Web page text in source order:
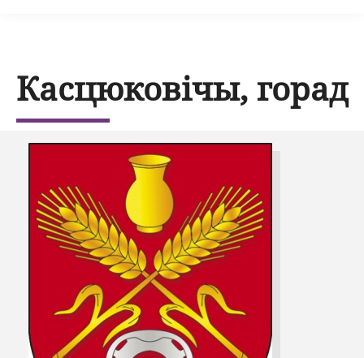
Касцюковічы, горад